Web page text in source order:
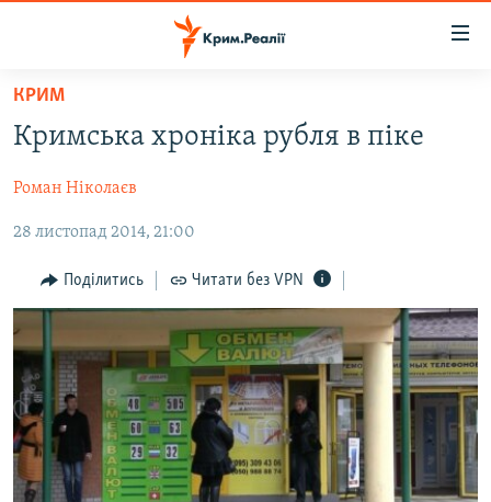
Перейти
основного
Перейти
до
навігації
Перейти
до
пошуку
ВОДА.КРИМ
ВІДЕО ТА ФОТО
ПОЛІТИКА
БЛОГИ
ПОГЛЯД
ІНТЕРВ'Ю
ВСЕ ЗА ДЕНЬ
СПЕЦПРОЕКТИ
ДЕПОРТАЦІЯ
ЯК ОБІЙТИ БЛОКУВАННЯ
КРИМ
Кримська хроніка рубля в піке
Роман Ніколаєв
28 листопад 2014, 21:00
Поділитись Читати без VPN